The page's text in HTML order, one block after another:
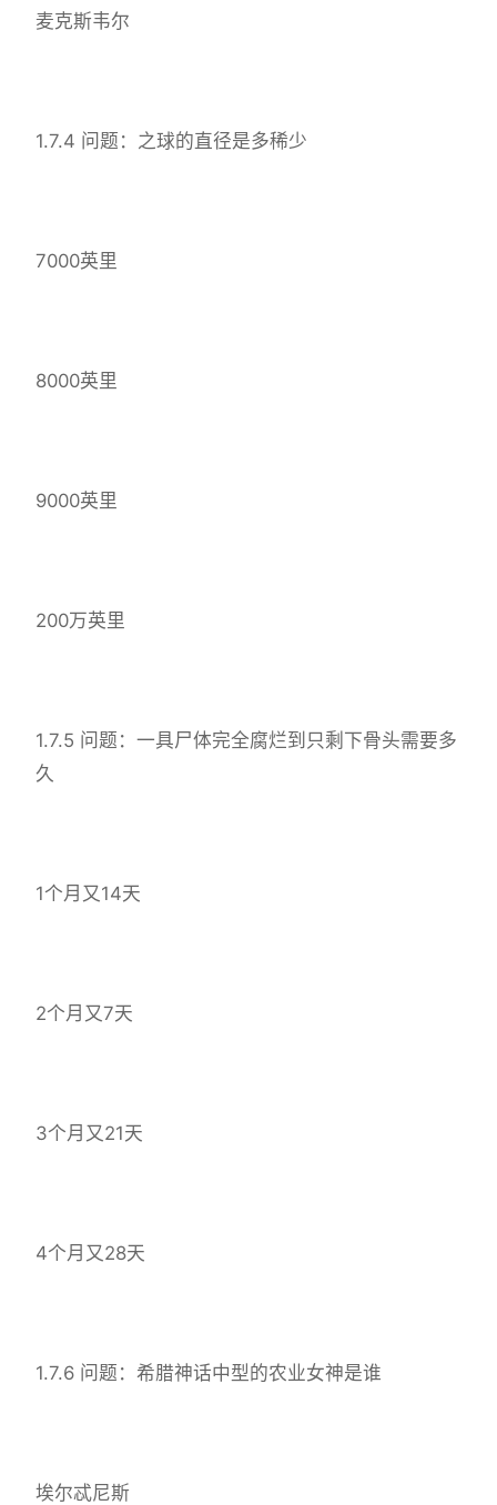
麦克斯韦尔
1.7.4 问题：之球的直径是多稀少
7000英里
8000英里
9000英里
200万英里
1.7.5 问题：一具尸体完全腐烂到只剩下骨头需要多
久
1个月又14天
2个月又7天
3个月又21天
4个月又28天
1.7.6 问题：希腊神话中型的农业女神是谁
埃尔忒尼斯